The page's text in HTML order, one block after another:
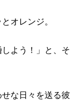
オレンジ。
よう！」と、そ
な日々を送る彼